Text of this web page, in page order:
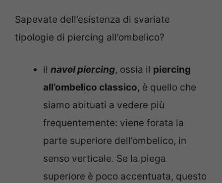
Sapevate dell’esistenza di svariate
tipologie di piercing all’ombelico?
il navel piercing, ossia il piercing
all’ombelico classico, è quello che
siamo abituati a vedere più
frequentemente: viene forata la
parte superiore dell’ombelico, in
senso verticale. Se la piega
superiore è poco accentuata, questo